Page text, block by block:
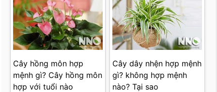
Cây hồng môn hợp
mệnh gì? Cây hồng môn
hợp với tuổi nào
Cây dây nhện hợp mệnh
gì? không hợp mệnh
nào? Tại sao